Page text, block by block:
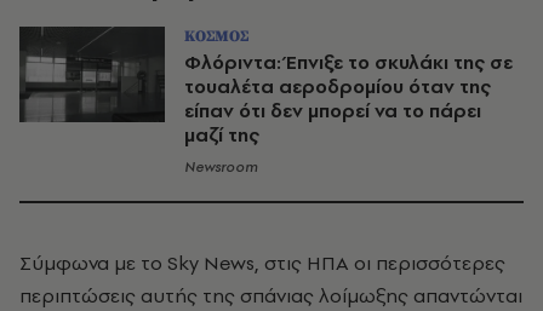
ΚΟΣΜΟΣ
Φλόριντα: Έπνιξε το σκυλάκι της σε
τουαλέτα αεροδρομίου όταν της
είπαν ότι δεν μπορεί να το πάρει
μαζί της
Newsroom
Σύμφωνα με το Sky News, στις ΗΠΑ οι περισσότερες
περιπτώσεις αυτής της σπάνιας λοίμωξης απαντώνται